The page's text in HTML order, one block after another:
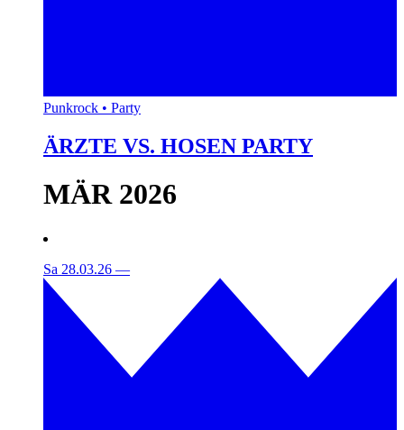
Punkrock • Party
ÄRZTE VS. HOSEN PARTY
MÄR 2026
Sa 28.03.26 —